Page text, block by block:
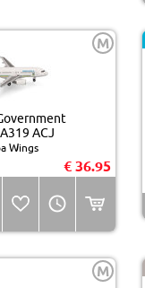
M
ACJ
Wings
€ 36.95
M